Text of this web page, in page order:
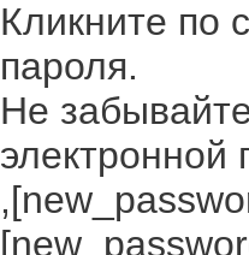
Кликните по
пароля.
Не